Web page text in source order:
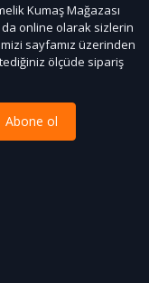
Kumaş Mağazası
da online olarak sizlerin
sayfamız üzerinden
ölçüde sipariş
Abone ol